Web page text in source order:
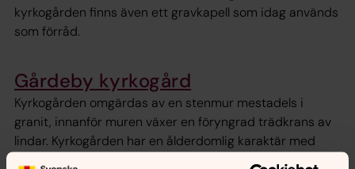
kyrkogården finns även ett gravkapell som idag används
som förråd.
Gårdeby kyrkogård
Kyrkogården omgärdas av en stenmur mestadels i
granit, innanför muren växer en föryngrad trädkrans av
lindar. Kyrkogården har en ålderdomlig karaktär med
kyrkans placering i norr där heller inga gravvårdar finns.